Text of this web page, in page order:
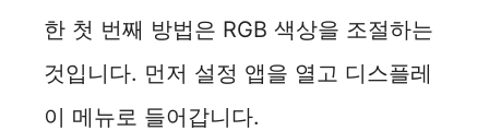
한 첫 번째 방법은 RGB 색상을 조절하는
것입니다. 먼저 설정 앱을 열고 디스플레
이 메뉴로 들어갑니다.